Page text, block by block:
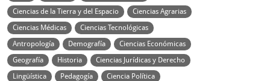
Ciencias de la Tierra y del Espacio
Ciencias Agrarias
Ciencias Médicas
Ciencias Tecnológicas
Antropología
Demografía
Ciencias Económicas
Geografía
Historia
Ciencias Jurídicas y Derecho
Lingüística
Pedagogía
Ciencia Política